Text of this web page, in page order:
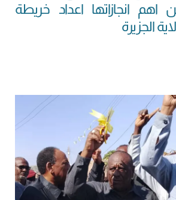
انجازاتها اعداد خريطة
الجزيرة